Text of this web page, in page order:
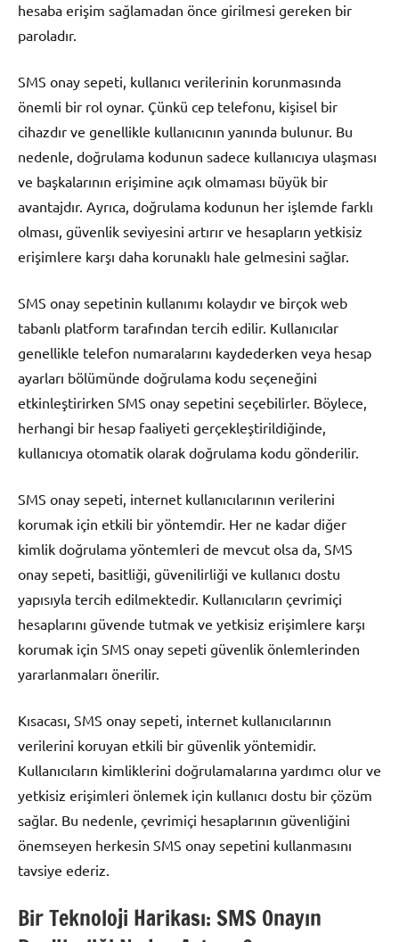
hesaba erişim sağlamadan önce girilmesi gereken bir
paroladır.
SMS onay sepeti, kullanıcı verilerinin korunmasında
önemli bir rol oynar. Çünkü cep telefonu, kişisel bir
cihazdır ve genellikle kullanıcının yanında bulunur. Bu
nedenle, doğrulama kodunun sadece kullanıcıya ulaşması
ve başkalarının erişimine açık olmaması büyük bir
avantajdır. Ayrıca, doğrulama kodunun her işlemde farklı
olması, güvenlik seviyesini artırır ve hesapların yetkisiz
erişimlere karşı daha korunaklı hale gelmesini sağlar.
SMS onay sepetinin kullanımı kolaydır ve birçok web
tabanlı platform tarafından tercih edilir. Kullanıcılar
genellikle telefon numaralarını kaydederken veya hesap
ayarları bölümünde doğrulama kodu seçeneğini
etkinleştirirken SMS onay sepetini seçebilirler. Böylece,
herhangi bir hesap faaliyeti gerçekleştirildiğinde,
kullanıcıya otomatik olarak doğrulama kodu gönderilir.
SMS onay sepeti, internet kullanıcılarının verilerini
korumak için etkili bir yöntemdir. Her ne kadar diğer
kimlik doğrulama yöntemleri de mevcut olsa da, SMS
onay sepeti, basitliği, güvenilirliği ve kullanıcı dostu
yapısıyla tercih edilmektedir. Kullanıcıların çevrimiçi
hesaplarını güvende tutmak ve yetkisiz erişimlere karşı
korumak için SMS onay sepeti güvenlik önlemlerinden
yararlanmaları önerilir.
Kısacası, SMS onay sepeti, internet kullanıcılarının
verilerini koruyan etkili bir güvenlik yöntemidir.
Kullanıcıların kimliklerini doğrulamalarına yardımcı olur ve
yetkisiz erişimleri önlemek için kullanıcı dostu bir çözüm
sağlar. Bu nedenle, çevrimiçi hesaplarının güvenliğini
önemseyen herkesin SMS onay sepetini kullanmasını
tavsiye ederiz.
Bir Teknoloji Harikası: SMS Onayın